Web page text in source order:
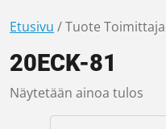
Etusivu / Tuote
20ECK-81
Näytetään ainoa tulos